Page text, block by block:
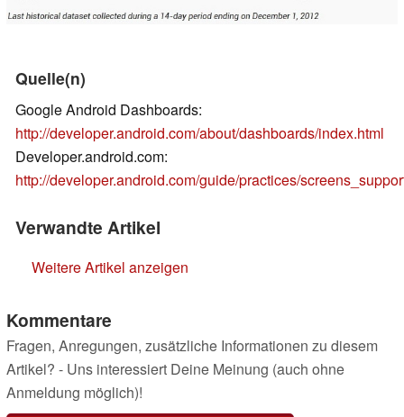
Quelle(n)
Google Android Dashboards:
http://developer.android.com/about/dashboards/index.html
Developer.android.com:
http://developer.android.com/guide/practices/
Verwandte Artikel
Weitere Artikel anzeigen
Kommentare
Fragen, Anregungen, zusätzliche Informationen zu diesem
Artikel? - Uns interessiert Deine Meinung (auch ohne
Anmeldung möglich)!